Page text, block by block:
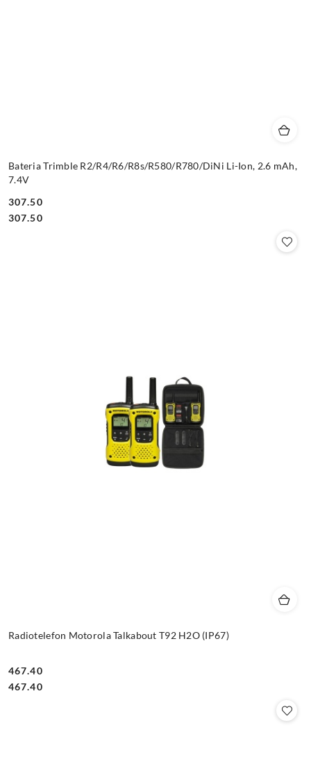
Bateria Trimble R2/R4/R6/R8s/R580/R780/DiNi Li-Ion, 2.6 mAh,
7.4V
Cena:
307.50
Cena:
307.50
Radiotelefon Motorola Talkabout T92 H2O (IP67)
Cena:
467.40
Cena:
467.40